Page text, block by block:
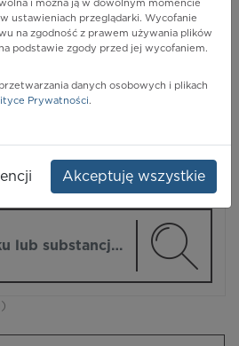
i można ją w dowolnym momencie
ustawieniach przeglądarki. Wycofanie
na zgodność z prawem używania plików
podstawie zgody przed jej wycofaniem.
danych osobowych i plikach
Prywatności.
Akceptuję wszystkie